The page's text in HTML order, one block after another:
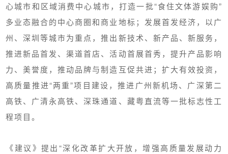
心城市和区域消费中心城市，打造一批“食住文体游娱购”
多业态融合的中心商圈和商业地标；发展首发经济，以广
州、深圳等城市为重点，推出新技术、新产品、新服务，
推进新品首发、渠道首店、活动首展首秀，提升产品影响
力、美誉度，推动品牌与制造互促共进；扩大有效投资，
高质量推进“两重”项目建设，推进广州新机场、广深第二
高铁、广清永高铁、深珠通道、藏粤直流等一批标志性工
程项目。
《建议》提出“深化改革扩大开放，增强高质量发展动力